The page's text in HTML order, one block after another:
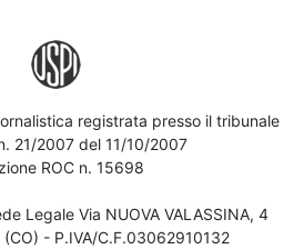
registrata presso il tribunale
21/2007 del 11/10/2007
ROC n. 15698
Legale Via NUOVA VALASSINA, 4
(CO) - P.IVA/C.F.03062910132